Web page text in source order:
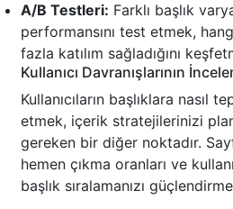
A/B Testleri: Farklı başlık
performansını test etmek,
fazla katılım sağladığını
Kullanıcı Davranışlarının
Kullanıcıların başlıklara nasıl
etmek, içerik stratejilerinizi
gereken bir diğer noktadır.
hemen çıkma oranları ve
başlık sıralamanızı